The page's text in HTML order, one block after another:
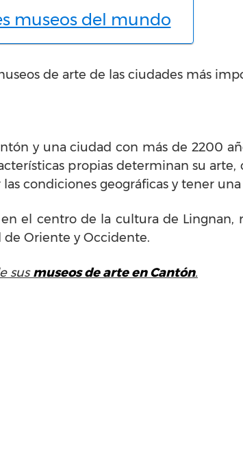
museos del mundo
de arte de las ciudades más
y una ciudad con más de 2200
propias determinan su arte,
condiciones geográficas y tener
el centro de la cultura de Lingnan,
Oriente y Occidente.
susmuseos de arte en Cantón.